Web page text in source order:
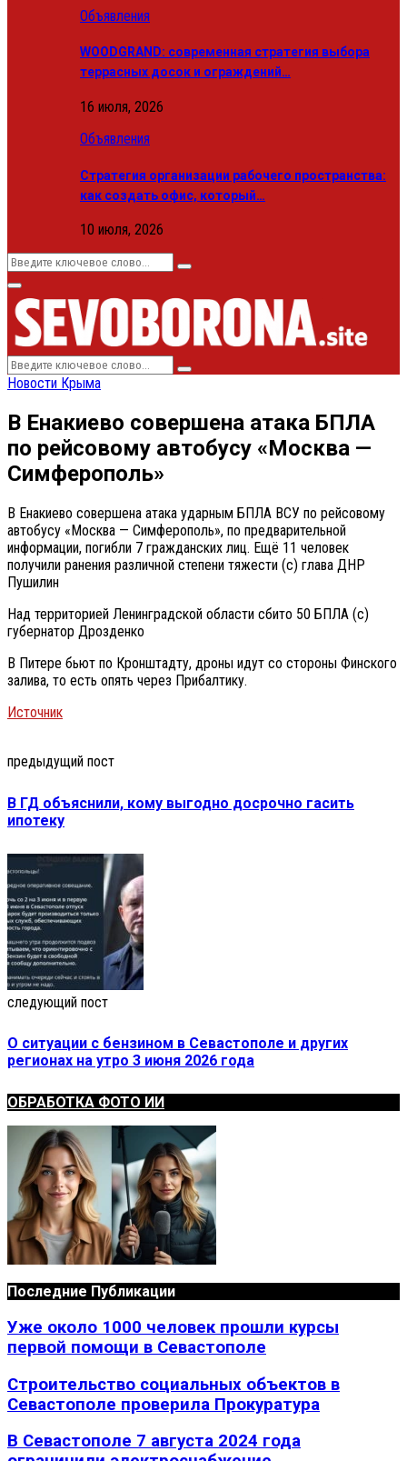
Объявления
WOODGRAND: современная стратегия выбора
террасных досок и ограждений…
16 июля, 2026
Объявления
Стратегия организации рабочего пространства:
как создать офис, который…
10 июля, 2026
Search
Search
Primary
Menu
Search
for:
Search
Новости Крыма
В Енакиево совершена атака БПЛА
по рейсовому автобусу «Москва —
Симферополь»
В Енакиево совершена атака ударным БПЛА ВСУ по рейсовому
автобусу «Москва — Симферополь», по предварительной
информации, погибли 7 гражданских лиц. Ещё 11 человек
получили ранения различной степени тяжести (с) глава ДНР
Пушилин
Над территорией Ленинградской области сбито 50 БПЛА (с)
губернатор Дрозденко
В Питере бьют по Кронштадту, дроны идут со стороны Финского
залива, то есть опять через Прибалтику.
Источник
предыдущий пост
В ГД объяснили, кому выгодно досрочно гасить
ипотеку
следующий пост
О ситуации с бензином в Севастополе и других
регионах на утро 3 июня 2026 года
ОБРАБОТКА ФОТО ИИ
Последние Публикации
Уже около 1000 человек прошли курсы
первой помощи в Севастополе
Строительство социальных объектов в
Севастополе проверила Прокуратура
В Севастополе 7 августа 2024 года